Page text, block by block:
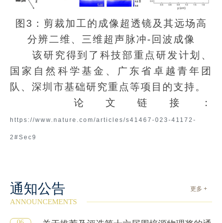
图3：剪裁加工的成像超透镜及其远场高
分辨二维、三维超声脉冲-回波成像
该研究得到了科技部重点研发计划、
国家自然科学基金、广东省卓越青年团
队、深圳市基础研究重点等项目的支持。
论文链接：
https://www.nature.com/articles/s41467-023-41172-
2#Sec9
通知公告 更多 +
ANNOUNCEMENTS